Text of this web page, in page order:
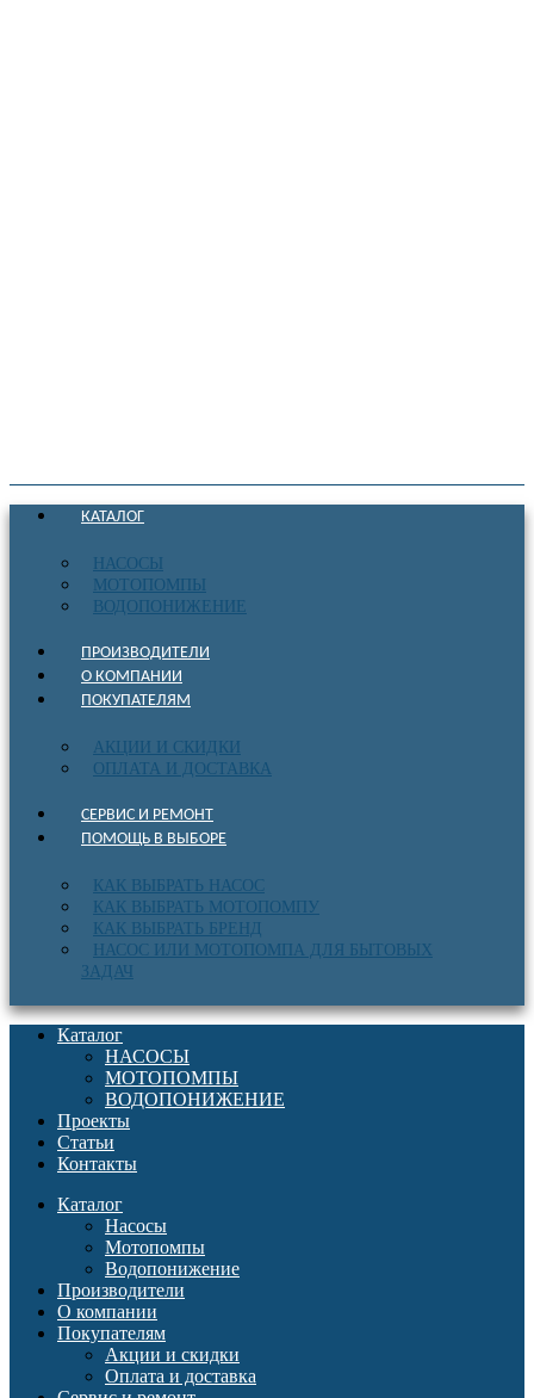
КАТАЛОГ
НАСОСЫ
МОТОПОМПЫ
ВОДОПОНИЖЕНИЕ
ПРОИЗВОДИТЕЛИ
О КОМПАНИИ
ПОКУПАТЕЛЯМ
АКЦИИ И СКИДКИ
ОПЛАТА И ДОСТАВКА
СЕРВИС И РЕМОНТ
ПОМОЩЬ В ВЫБОРЕ
КАК ВЫБРАТЬ НАСОС
КАК ВЫБРАТЬ МОТОПОМПУ
КАК ВЫБРАТЬ БРЕНД
НАСОС ИЛИ МОТОПОМПА ДЛЯ БЫТОВЫХ
ЗАДАЧ
Каталог
НАСОСЫ
МОТОПОМПЫ
ВОДОПОНИЖЕНИЕ
Проекты
Статьи
Контакты
Каталог
Насосы
Мотопомпы
Водопонижение
Производители
О компании
Покупателям
Акции и скидки
Оплата и доставка